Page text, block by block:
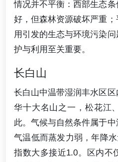
情况并不平衡：西部生态
好，但森林资源破坏严重
用引发的生态与环境污染
护与利用至关重要。
长白山
长白山中温带湿润丰水区
华十大名山之一，松花江
此。气候与自然条件属于中
气温低而蒸发力弱，年降
指数大多接近1.0。区内不